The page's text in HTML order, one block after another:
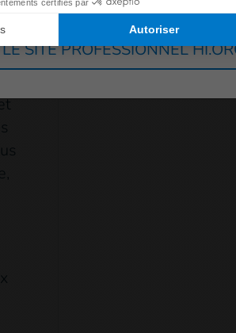
SITE PROFESSIONNEL